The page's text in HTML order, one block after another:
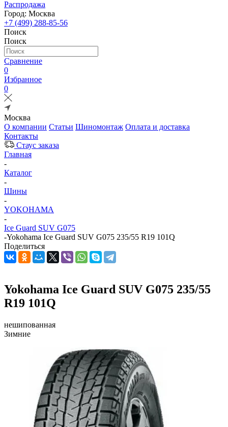
Распродажа
Город: Москва
+7 (499) 288-85-56
Поиск
Поиск
Сравнение
0
Избранное
0
Москва
О компании Статьи Шиномонтаж Оплата и доставка
Контакты
Стаус заказа
Главная
-
Каталог
-
Шины
-
YOKOHAMA
-
Ice Guard SUV G075
-Yokohama Ice Guard SUV G075 235/55 R19 101Q
Поделиться
Yokohama Ice Guard SUV G075 235/55
R19 101Q
нешипованная
Зимние